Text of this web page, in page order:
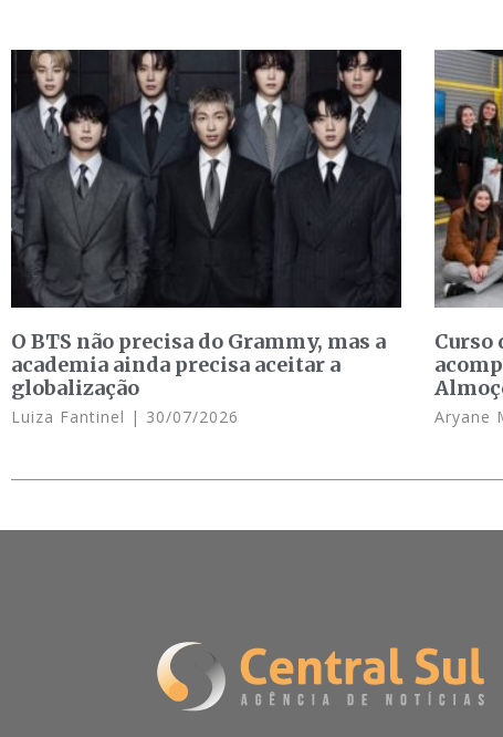
O BTS não precisa do Grammy, mas a
academia ainda precisa aceitar a
globalização
Luiza Fantinel 30/07/2026
Curso
Aryane